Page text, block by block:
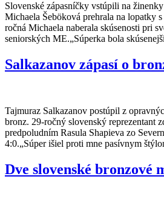
Slovenské zápasníčky vstúpili na
Michaela Šeböková prehrala na lopatky
ročná Michaela naberala skúsenosti pri
seniorských ME.„Súperka bola
Salkazanov zápasí o
Tajmuraz Salkazanov postúpil z
bronz. 29-ročný slovenský reprezentant
predpoludním Rasula Shapieva zo
4:0.„Súper išiel proti mne pasívnym
Dve slovenské bronzové